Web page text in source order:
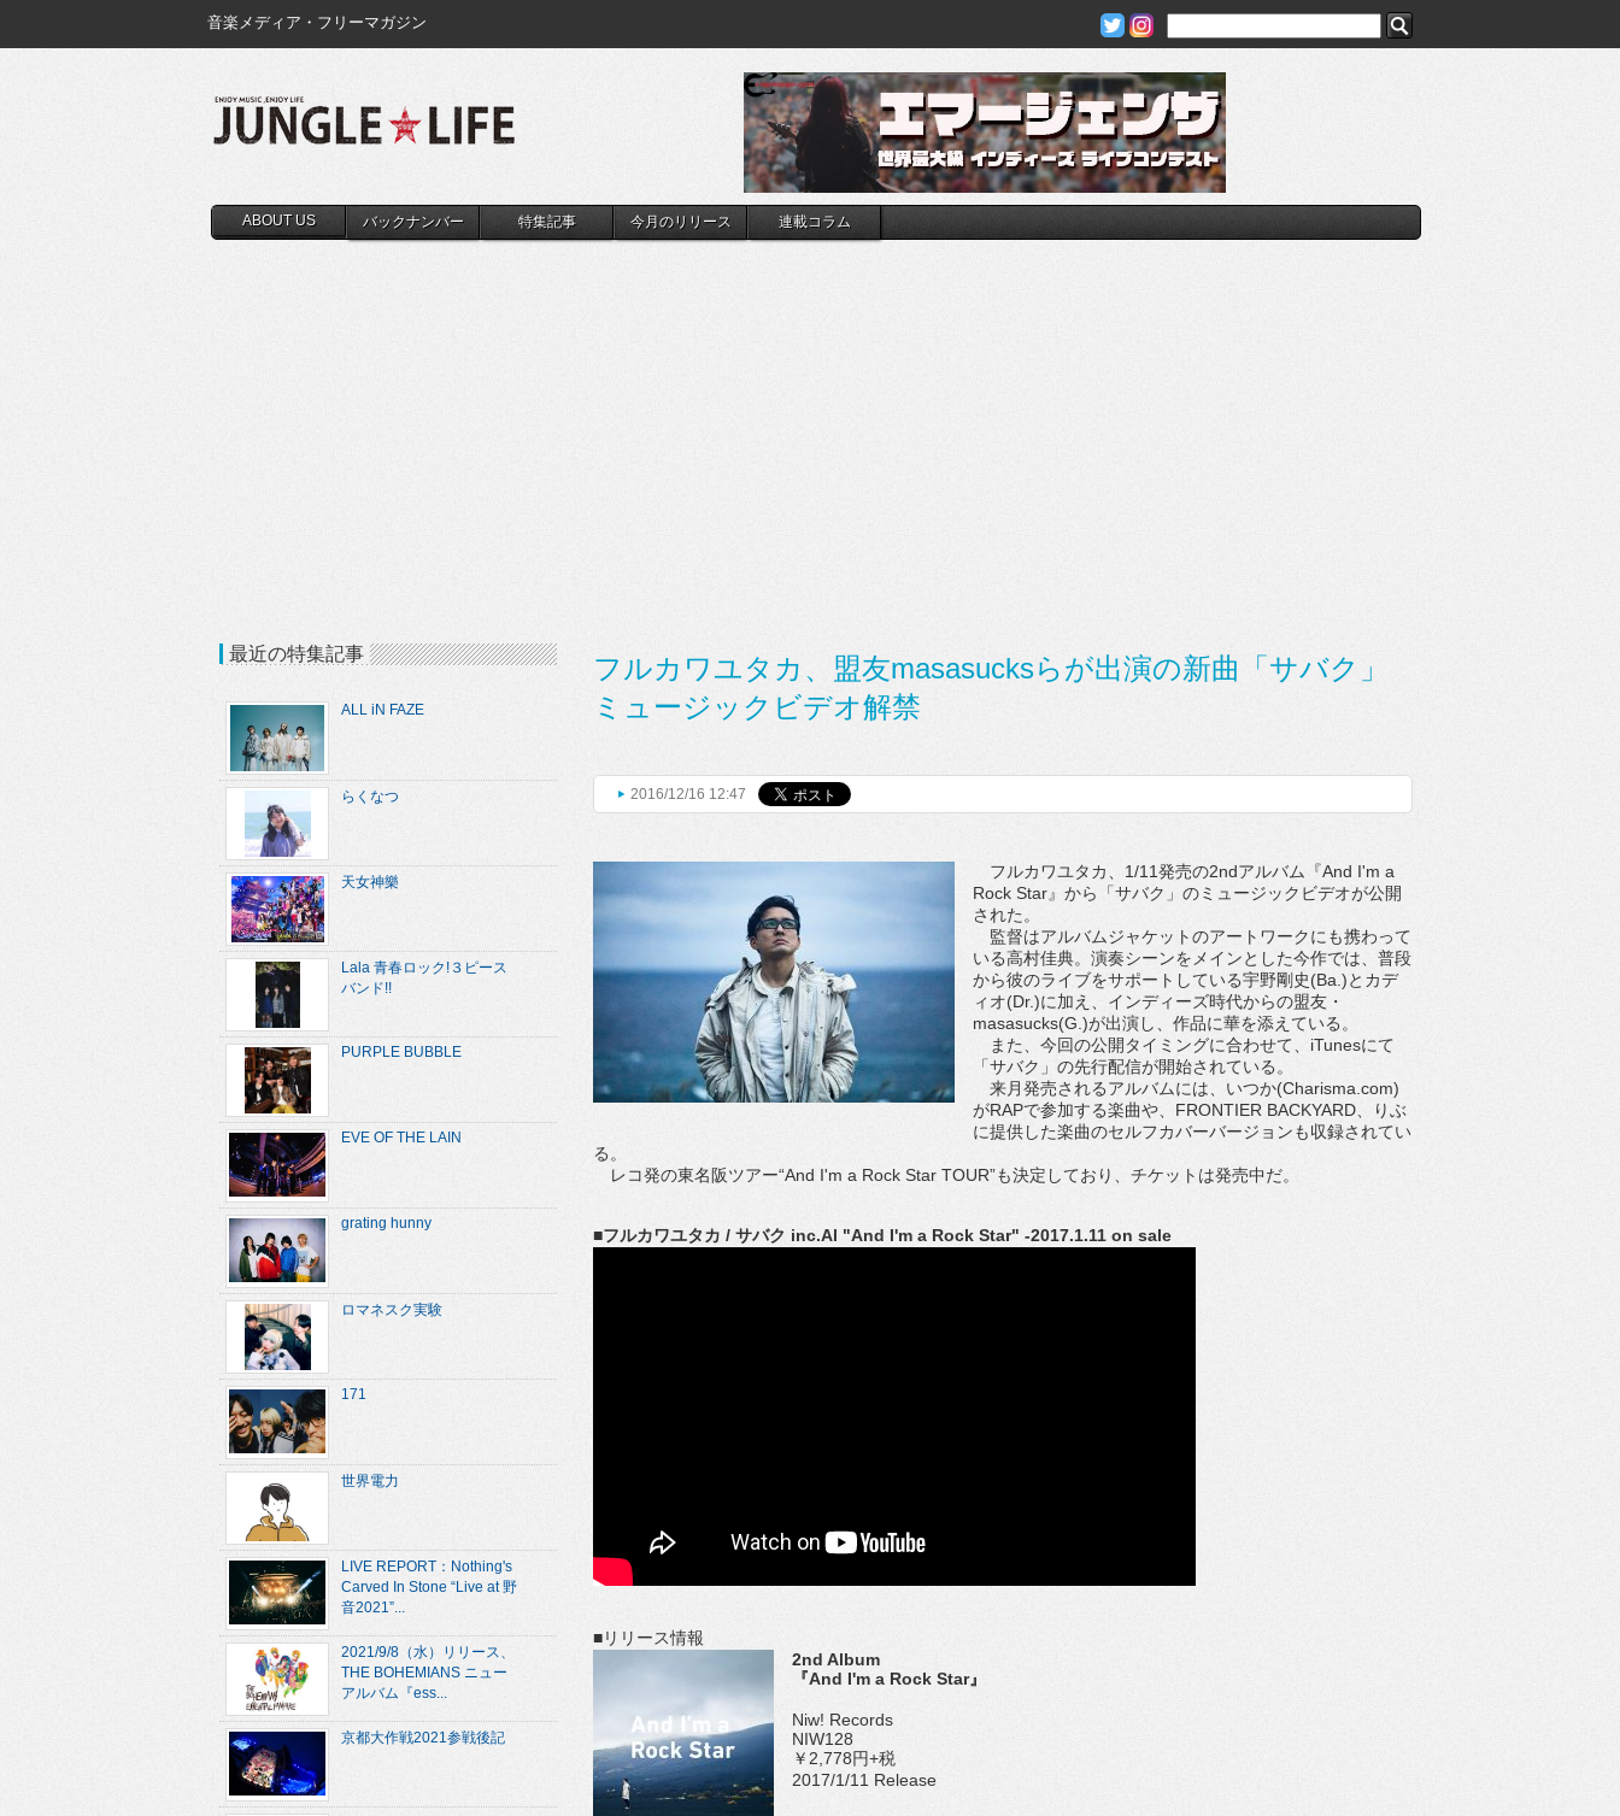
音楽メディア・フリーマガジン
ABOUT US バックナンバー 特集記事 今月のリリース 連載コラム
フルカワユタカ、盟友masasucksらが出演の新曲「サバク」
ミュージックビデオ解禁
2016/12/16 12:47
フルカワユタカ、1/11発売の2ndアルバム『And I'm a
Rock Star』から「サバク」のミュージックビデオが公開
された。
監督はアルバムジャケットのアートワークにも携わって
いる高村佳典。演奏シーンをメインとした今作では、普段
から彼のライブをサポートしている宇野剛史(Ba.)とカデ
ィオ(Dr.)に加え、インディーズ時代からの盟友・
masasucks(G.)が出演し、作品に華を添えている。
また、今回の公開タイミングに合わせて、iTunesにて
「サバク」の先行配信が開始されている。
来月発売されるアルバムには、いつか(Charisma.com)
がRAPで参加する楽曲や、FRONTIER BACKYARD、りぶ
に提供した楽曲のセルフカバーバージョンも収録されてい
る。
レコ発の東名阪ツアー“And I'm a Rock Star TOUR”も決定しており、チケットは発売中だ。
■フルカワユタカ / サバク inc.Al "And I'm a Rock Star" -2017.1.11 on sale
■リリース情報
2nd Album
『And I'm a Rock Star』
Niw! Records
NIW128
￥2,778円+税
2017/1/11 Release
最近の特集記事
ALL iN FAZE
らくなつ
天女神樂
Lala 青春ロック!３ピース
バンド!!
PURPLE BUBBLE
EVE OF THE LAIN
grating hunny
ロマネスク実験
171
世界電力
LIVE REPORT：Nothing's
Carved In Stone “Live at 野
音2021”...
2021/9/8（水）リリース、
THE BOHEMIANS ニュー
アルバム『ess...
京都大作戦2021参戦後記